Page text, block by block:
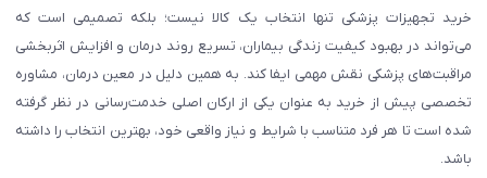
خرید تجهیزات پزشکی تنها انتخاب یک کالا نیست؛ بلکه تصمیمی است که
می‌تواند در بهبود کیفیت زندگی بیماران، تسریع روند درمان و افزایش اثربخشی
مراقبت‌های پزشکی نقش مهمی ایفا کند. به همین دلیل در معین درمان، مشاوره
تخصصی پیش از خرید به عنوان یکی از ارکان اصلی خدمت‌رسانی در نظر گرفته
شده است تا هر فرد متناسب با شرایط و نیاز واقعی خود، بهترین انتخاب را داشته
باشد.